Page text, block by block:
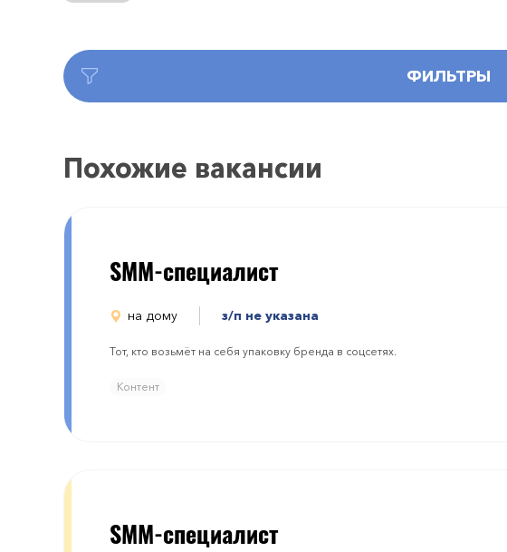
ФИЛЬТРЫ
Похожие вакансии
SMM-специалист
на дому з/п не указана
Тот, кто возьмёт на себя упаковку бренда в соцсетях.
Контент
SMM-специалист